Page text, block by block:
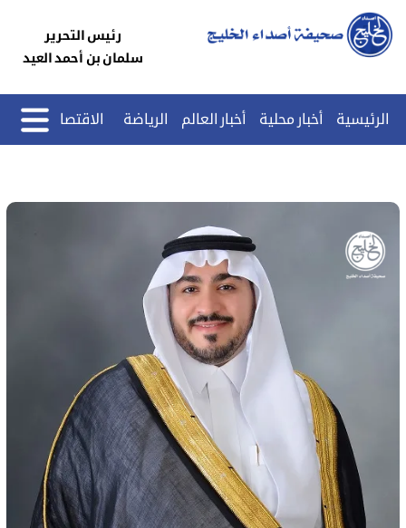
رئيس التحرير
سلمان بن أحمد العيد
الرئيسية أخبار محلية أخبار العالم الرياضة الاقتصاد